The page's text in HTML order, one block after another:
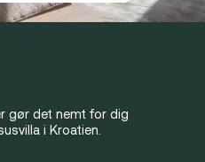
gør det nemt for dig
i Kroatien.